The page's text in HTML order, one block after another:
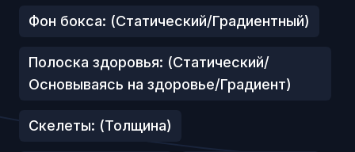
Фон бокса: (Статический/Градиентный)
Полоска здоровья: (Статический/
Основываясь на здоровье/Градиент)
Скелеты: (Толщина)